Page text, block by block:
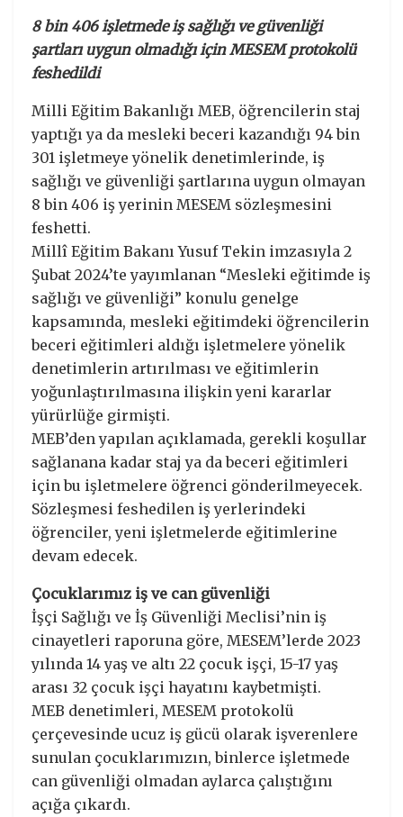
8 bin 406 işletmede iş sağlığı ve güvenliği
şartları uygun olmadığı için MESEM protokolü
feshedildi
Milli Eğitim Bakanlığı MEB, öğrencilerin staj
yaptığı ya da mesleki beceri kazandığı 94 bin
301 işletmeye yönelik denetimlerinde, iş
sağlığı ve güvenliği şartlarına uygun olmayan
8 bin 406 iş yerinin MESEM sözleşmesini
feshetti.
Millî Eğitim Bakanı Yusuf Tekin imzasıyla 2
Şubat 2024’te yayımlanan “Mesleki eğitimde iş
sağlığı ve güvenliği” konulu genelge
kapsamında, mesleki eğitimdeki öğrencilerin
beceri eğitimleri aldığı işletmelere yönelik
denetimlerin artırılması ve eğitimlerin
yoğunlaştırılmasına ilişkin yeni kararlar
yürürlüğe girmişti.
MEB’den yapılan açıklamada, gerekli koşullar
sağlanana kadar staj ya da beceri eğitimleri
için bu işletmelere öğrenci gönderilmeyecek.
Sözleşmesi feshedilen iş yerlerindeki
öğrenciler, yeni işletmelerde eğitimlerine
devam edecek.
Çocuklarımız iş ve can güvenliği
İşçi Sağlığı ve İş Güvenliği Meclisi’nin iş
cinayetleri raporuna göre, MESEM’lerde 2023
yılında 14 yaş ve altı 22 çocuk işçi, 15-17 yaş
arası 32 çocuk işçi hayatını kaybetmişti.
MEB denetimleri, MESEM protokolü
çerçevesinde ucuz iş gücü olarak işverenlere
sunulan çocuklarımızın, binlerce işletmede
can güvenliği olmadan aylarca çalıştığını
açığa çıkardı.